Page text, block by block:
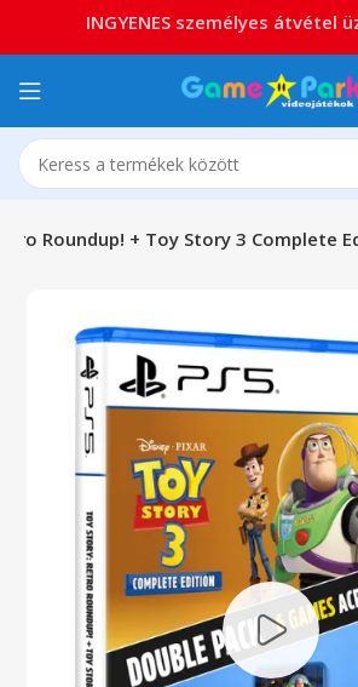
Roundup! + Toy Story 3 Complete
INGYENES személyes átvétel